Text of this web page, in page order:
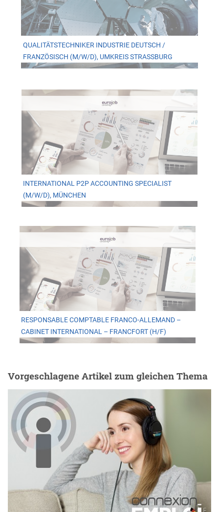
QUALITÄTSTECHNIKER INDUSTRIE DEUTSCH /
FRANZÖSISCH (M/W/D), UMKREIS STRASSBURG
INTERNATIONAL P2P ACCOUNTING SPECIALIST
(M/W/D), MÜNCHEN
RESPONSABLE COMPTABLE FRANCO-ALLEMAND –
CABINET INTERNATIONAL – FRANCFORT (H/F)
Vorgeschlagene Artikel zum gleichen Thema